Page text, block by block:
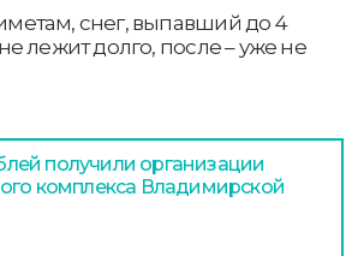
снег, выпавший до 4
лежит долго, после – уже не
получили организации
комплекса Владимирской